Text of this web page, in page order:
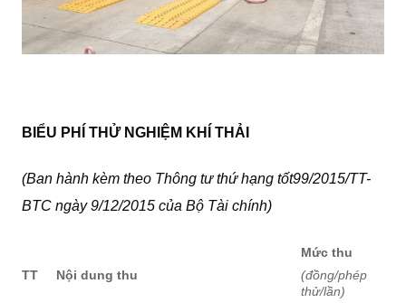
BIỂU PHÍ THỬ NGHIỆM KHÍ THẢI
(Ban hành kèm theo Thông tư thứ hạng tốt99/2015/TT-
BTC ngày 9/12/2015 của Bộ Tài chính)
TT Nội dung thu
Mức thu
(đồng/phép
thử/lần)